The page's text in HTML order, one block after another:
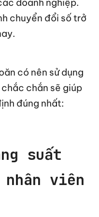
chuyển đổi số trở
có nên sử dụng
chắn sẽ giúp
đúng nhất:
suất
viên